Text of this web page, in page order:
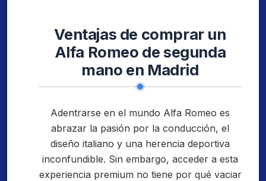
Ventajas de comprar un
Alfa Romeo de segunda
mano en Madrid
Adentrarse en el mundo Alfa Romeo es
abrazar la pasión por la conducción, el
diseño italiano y una herencia deportiva
inconfundible. Sin embargo, acceder a esta
experiencia premium no tiene por qué vaciar